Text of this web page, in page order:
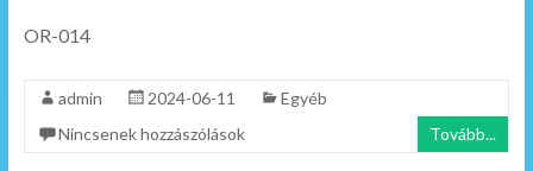
OR-014
admin 2024-06-11
Egyéb
Nincsenek hozzászólások
Tovább...